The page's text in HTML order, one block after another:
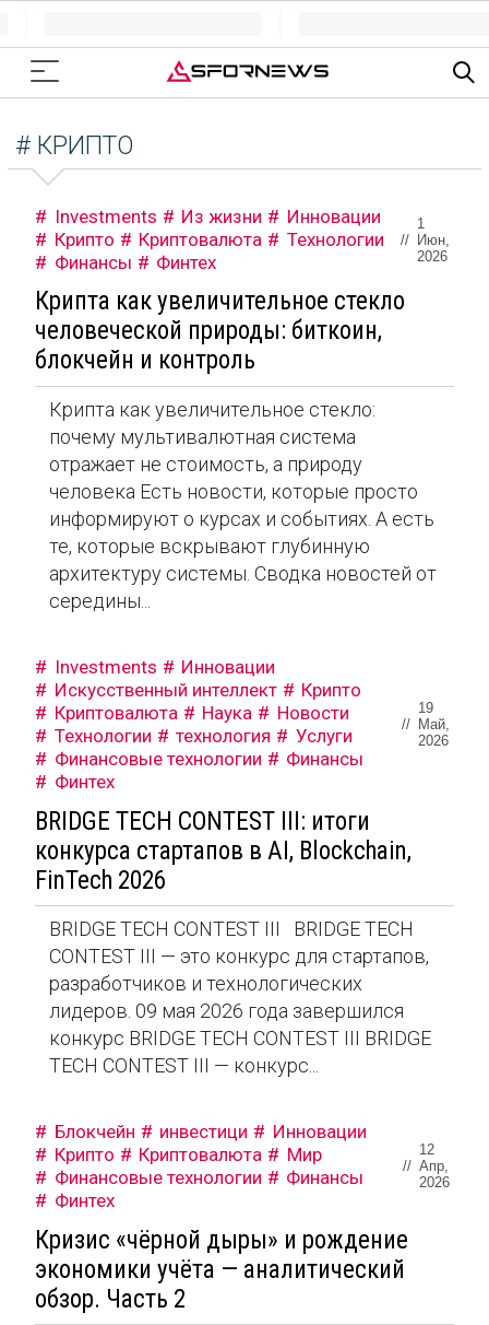
# КРИПТО
Investments Из жизни
Инновации
Крипто
Криптовалюта
Технологии
Финансы
Финтех
//
1
Июн,
2026
Крипта как увеличительное стекло
человеческой природы: биткоин,
блокчейн и контроль
Крипта как увеличительное стекло:
почему мультивалютная система
отражает не стоимость, а природу
человека Есть новости, которые просто
информируют о курсах и событиях. А есть
те, которые вскрывают глубинную
архитектуру системы. Сводка новостей от
середины...
Investments
Инновации
Искусственный интеллект
Крипто
Криптовалюта
Наука
Новости
Технологии
технология
Услуги
Финансовые технологии
Финансы
Финтех
//
19
Май,
2026
BRIDGE TECH CONTEST III: итоги
конкурса стартапов в AI, Blockchain,
FinTech 2026
BRIDGE TECH CONTEST III BRIDGE TECH
CONTEST III — это конкурс для стартапов,
разработчиков и технологических
лидеров. 09 мая 2026 года завершился
конкурс BRIDGE TECH CONTEST III BRIDGE
TECH CONTEST III — конкурс...
Блокчейн инвестици
Инновации
Крипто
Криптовалюта
Мир
Финансовые технологии
Финансы
Финтех
//
12
Апр,
2026
Кризис «чёрной дыры» и рождение
экономики учёта — аналитический
обзор. Часть 2